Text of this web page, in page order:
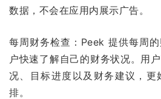
数据，不会在应用内展示广告。
每周财务检查：Peek 提供每周
户快速了解自己的财务状况。用
况、目标进度以及财务建议，更
排。